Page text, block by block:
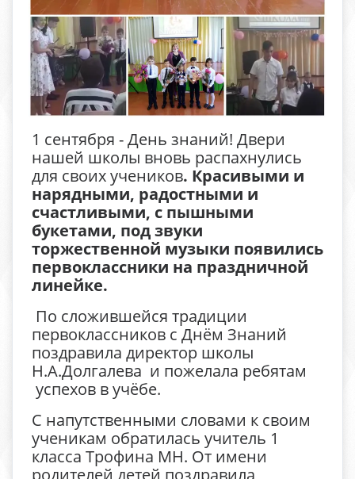
1 сентября - День знаний! Двери
нашей школы вновь распахнулись
для своих учеников. Красивыми и
нарядными, радостными и
счастливыми, с пышными
букетами, под звуки
торжественной музыки появились
первоклассники на праздничной
линейке.
По сложившейся традиции
первоклассников с Днём Знаний
поздравила директор школы
Н.А.Долгалева и пожелала ребятам
успехов в учёбе.
С напутственными словами к своим
ученикам обратилась учитель 1
класса Трофина МН. От имени
родителей детей поздравила